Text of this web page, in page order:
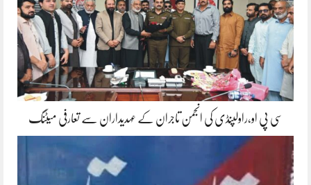
سی پی او،راولپنڈی کی انجمن تاجران کے عہدیداران سے تعارفی میٹنگ